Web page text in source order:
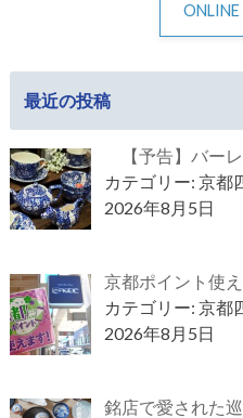
最近の投稿
【予告】バー
カテゴリー: 京都
2026年8月5日
京都ポイント使
カテゴリー: 京都
2026年8月5日
銘店で愛された